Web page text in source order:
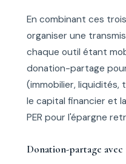
En combinant ces
organiser une
chaque outil étant
donation-partage
(immobilier, liquidités,
le capital financier et
PER pour l'épargne
Donation-partage